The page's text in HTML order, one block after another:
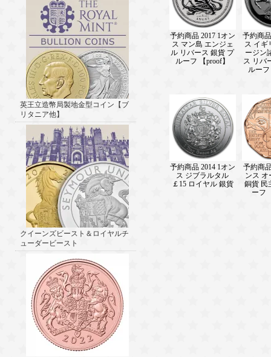
英王立造幣局製地金型コイン【ブ
リタニア他】
クイーンズビースト＆ロイヤルチ
ューダービースト
予約商品 2017 1オン
ス マン島 エンジェ
ル リバース 銀貨 プ
ルーフ 【proof】
予約商
ス イギ
ージン
ス リバ
ルー
予約商品 2014 1オン
ス ジブラルタル
￡15 ロイヤル 銀貨
予約商
ンス オ
銅貨 民
ーフ